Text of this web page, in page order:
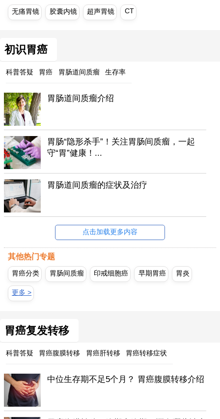
无痛胃镜 胶囊内镜 超声胃镜 CT
初识胃癌
科普答疑 胃癌 胃肠道间质瘤 生存率
胃肠道间质瘤介绍
胃肠“隐形杀手”！关注胃肠间质瘤，一起
守“胃”健康！...
胃肠道间质瘤的症状及治疗
点击加载更多内容
其他热门专题
胃癌分类 胃肠间质瘤 印戒细胞癌 早期胃癌 胃炎
更多 >
胃癌复发转移
科普答疑 胃癌腹膜转移 胃癌肝转移 胃癌转移症状
中位生存期不足5个月？ 胃癌腹膜转移介绍